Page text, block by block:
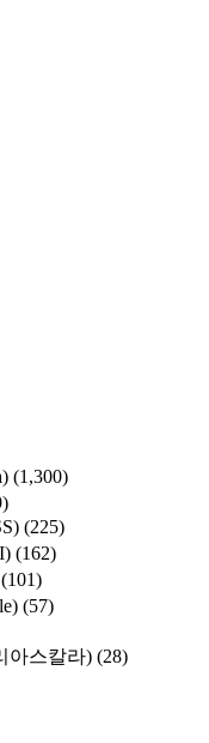
(1,300)
(225)
(162)
(101)
(57)
아스칼라) (28)